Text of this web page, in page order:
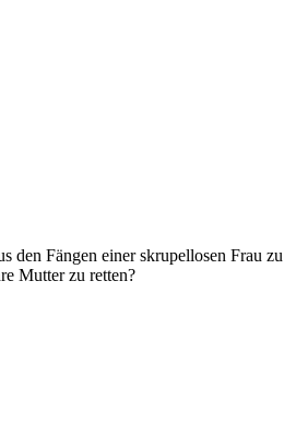
Fängen einer skrupellosen Frau
Mutter zu retten?